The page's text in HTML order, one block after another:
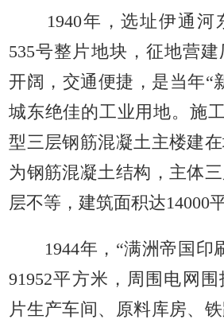
1940年，选址伊通河
535号整片地块，征地营
开阔，交通便捷，是当年“
城东绝佳的工业用地。施
型三层钢筋混凝土主楼建
为钢筋混凝土结构，主体
层不等，建筑面积达14000
1944年，“满洲帝国印
91952平方米，周围电网
片生产车间、原料库房、